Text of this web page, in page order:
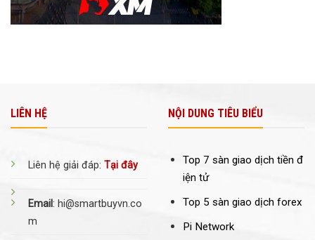
LIÊN HỆ
Liên hệ giải đáp: Tại đây
Email: hi@smartbuyvn.co
m
NỘI DUNG TIÊU BIỂU
Top 7 sàn giao dịch tiền đ
iện tử
Top 5 sàn giao dịch forex
Pi Network